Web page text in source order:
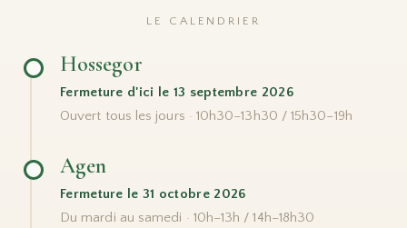
LE CALENDRIER
Hossegor
Fermeture d'ici le 13 septembre 2026
Ouvert tous les jours · 10h30–13h30 / 15h30–19h
Agen
Fermeture le 31 octobre 2026
Du mardi au samedi · 10h–13h / 14h–18h30